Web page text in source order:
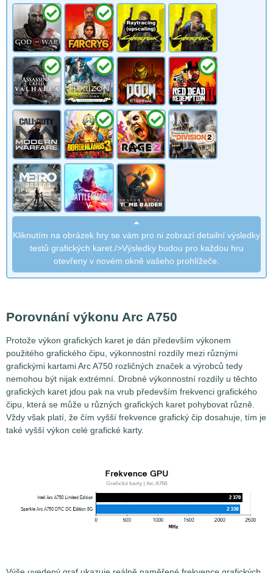
Kliknutím na obrázek hry se vám pro ni zobrazí detailní výsledky
testů grafických karet./>Výsledky budou pro každou hru
otevřeny v novém okně vašeho prohlížeče.
Porovnání výkonu Arc A750
Protože výkon grafických karet je dán především výkonem
použitého grafického čipu, výkonnostní rozdíly mezi různými
grafickými kartami Arc A750 rozličných značek a výrobců tedy
nemohou být nijak extrémní. Drobné výkonnostní rozdíly u těchto
grafických karet jdou pak na vrub především frekvenci grafického
čipu, která se může u různých grafických karet pohybovat různě.
Vždy však platí, že čím vyšší frekvence grafický čip dosahuje, tím je
také vyšší výkon celé grafické karty.